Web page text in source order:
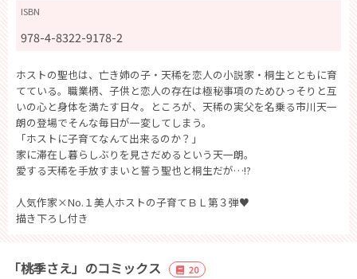
ISBN
978-4-8322-9178-2
ホストの聖也は、亡き姉の子・天稀を恋人の小説家・桐生とともに育
てている。職業柄、子供と恋人の存在は極秘事項のためひっそりと互
いの心と身体を満たす日々。ところが、天稀の実父を名乗る市川天一
朗の登場でそんな毎日が一変してしまう。
「ホストに子育てなんて出来るのか？」
家に滞在し暮らしぶりを見さだめるという天一朗。
愛する天稀を手放すまいと誓う聖也と桐生だが…!?
人気作家×No.１美人ホストの子育てＢＬ第３弾♥
描き下ろし付き
「桃季さえ」のコミックス 20